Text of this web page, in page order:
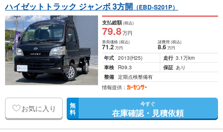
ハイゼットトラック ジャンボ 3方開 （EBD-S201P）
支払総額(税込)
79.8万円
車両価格(税込)
71.2万円
諸費用 (税込)
8.6 万円
年式 2013(H25) 走行 3.1万km
車検
R09.3 保証 あり
整備 定期点検整備有
情報提供：
お気に入り 無
料
今すぐ
在庫確認・見積依頼